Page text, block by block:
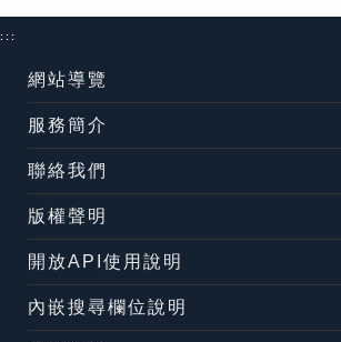
:::
網站導覽
服務簡介
聯絡我們
版權聲明
開放API使用說明
內嵌搜尋欄位說明